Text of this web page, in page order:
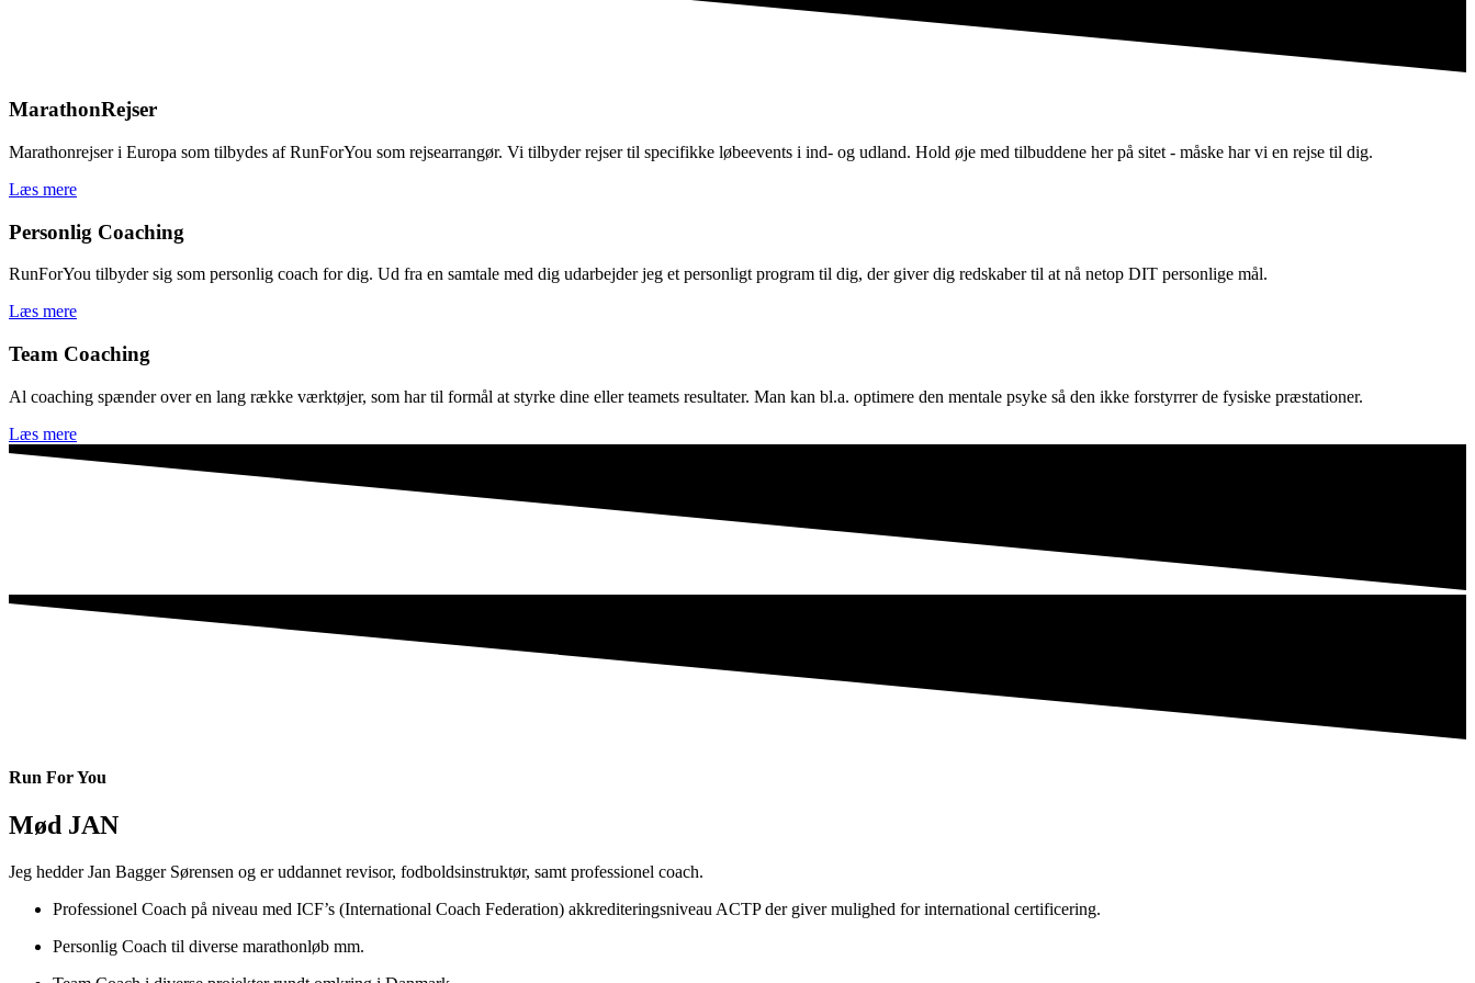
MarathonRejser
Marathonrejser i Europa som tilbydes af RunForYou som rejsearrangør. Vi tilbyder rejser til specifikke løbeevents i ind- og udland. Hold øje med tilbuddene her på sitet - måske har vi en rejse til dig.
Læs mere
Personlig Coaching
RunForYou tilbyder sig som personlig coach for dig. Ud fra en samtale med dig udarbejder jeg et personligt program til dig, der giver dig redskaber til at nå netop DIT personlige mål.
Læs mere
Team Coaching
Al coaching spænder over en lang række værktøjer, som har til formål at styrke dine eller teamets resultater. Man kan bl.a. optimere den mentale psyke så den ikke forstyrrer de fysiske præstationer.
Læs mere
Run For You
Mød JAN
Jeg hedder Jan Bagger Sørensen og er uddannet revisor, fodboldsinstruktør, samt professionel coach.
Professionel Coach på niveau med ICF’s (International Coach Federation) akkrediteringsniveau ACTP der giver mulighed for international certificering.
Personlig Coach til diverse marathonløb mm.